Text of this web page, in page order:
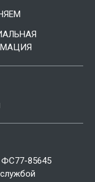
85645